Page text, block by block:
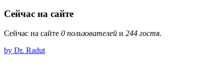
Сейчас на сайте
Сейчас на сайте 0 пользователей и 244 гостя.
by Dr. Radut